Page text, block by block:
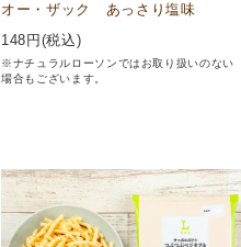
オー・ザック あっさり塩味
148 円(税込)
※ナチュラルローソンではお取り扱いのない
場合もございます。